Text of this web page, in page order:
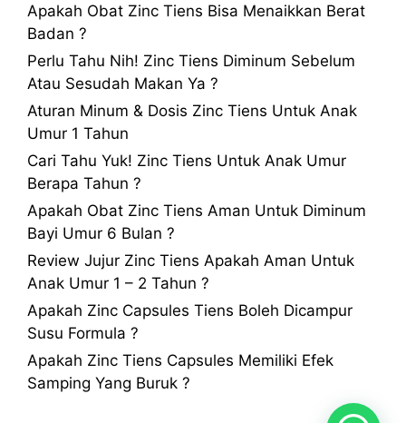
Apakah Obat Zinc Tiens Bisa Menaikkan Berat
Badan ?
Perlu Tahu Nih! Zinc Tiens Diminum Sebelum
Atau Sesudah Makan Ya ?
Aturan Minum & Dosis Zinc Tiens Untuk Anak
Umur 1 Tahun
Cari Tahu Yuk! Zinc Tiens Untuk Anak Umur
Berapa Tahun ?
Apakah Obat Zinc Tiens Aman Untuk Diminum
Bayi Umur 6 Bulan ?
Review Jujur Zinc Tiens Apakah Aman Untuk
Anak Umur 1 – 2 Tahun ?
Apakah Zinc Capsules Tiens Boleh Dicampur
Susu Formula ?
Apakah Zinc Tiens Capsules Memiliki Efek
Samping Yang Buruk ?